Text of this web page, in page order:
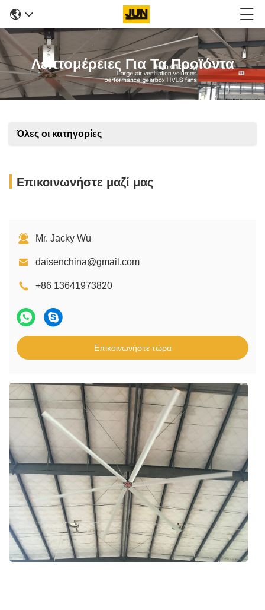
Λεπτομέρειες Για Τα Προϊόντα
Όλες οι κατηγορίες
Επικοινωνήστε μαζί μας
Mr. Jacky Wu
daisenchina@gmail.com
+86 13641973820
Επικοινωνήστε τώρα